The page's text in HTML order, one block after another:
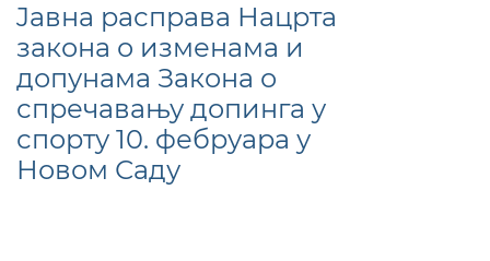
Jавна расправа Нацрта
закона о изменама и
допунама Закона о
спречавању допинга у
спорту 10. фебруара у
Новом Саду